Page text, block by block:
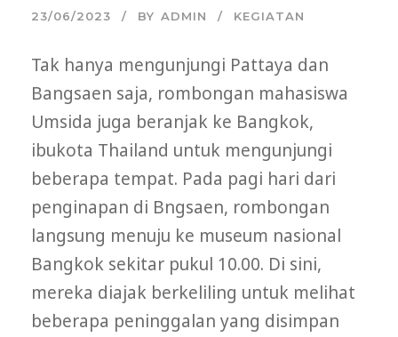
23/06/2023 BY ADMIN KEGIATAN
Tak hanya mengunjungi Pattaya dan
Bangsaen saja, rombongan mahasiswa
Umsida juga beranjak ke Bangkok,
ibukota Thailand untuk mengunjungi
beberapa tempat. Pada pagi hari dari
penginapan di Bngsaen, rombongan
langsung menuju ke museum nasional
Bangkok sekitar pukul 10.00. Di sini,
mereka diajak berkeliling untuk melihat
beberapa peninggalan yang disimpan